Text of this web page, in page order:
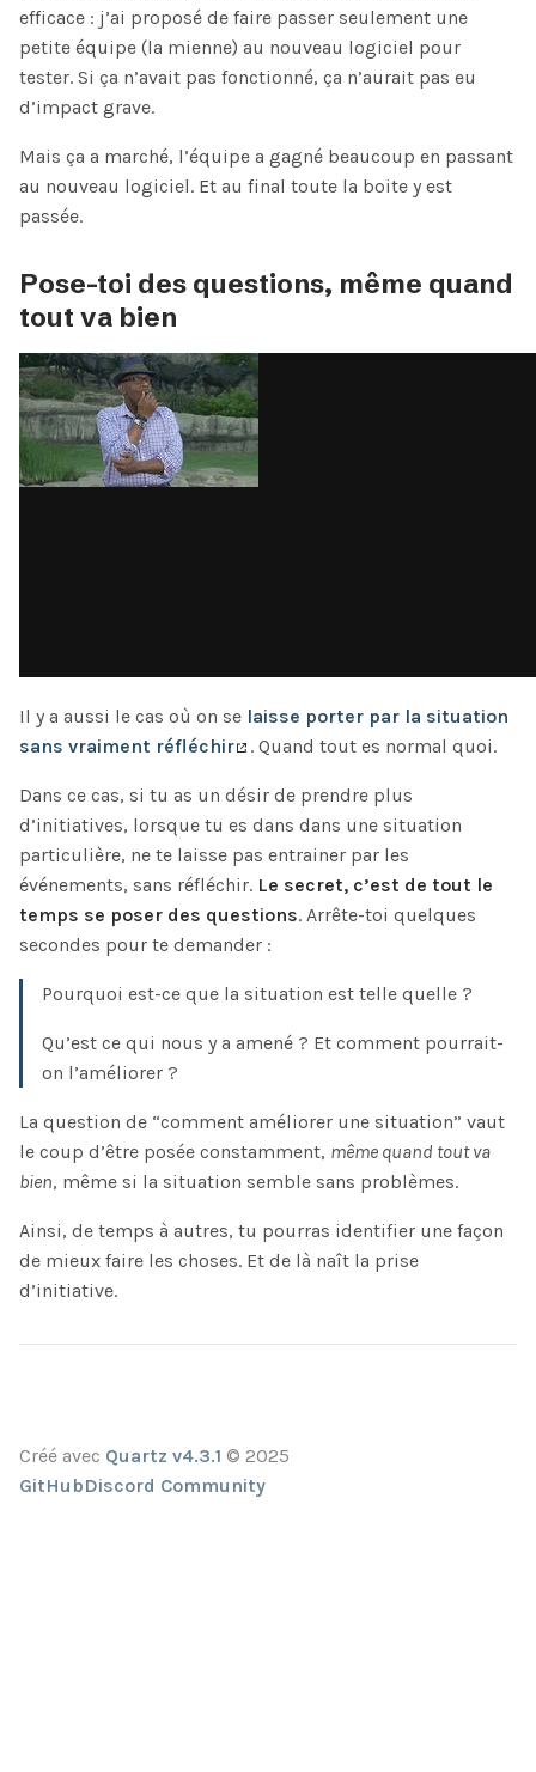
efficace : j’ai proposé de faire passer seulement une
petite équipe (la mienne) au nouveau logiciel pour
tester. Si ça n’avait pas fonctionné, ça n’aurait pas eu
d’impact grave.
Mais ça a marché, l’équipe a gagné beaucoup en passant
au nouveau logiciel. Et au final toute la boite y est
passée.
Pose-toi des questions, même quand
tout va bien
Il y a aussi le cas où on se laisse porter par la situation
sans vraiment réfléchir
. Quand tout es normal quoi.
Dans ce cas, si tu as un désir de prendre plus
d’initiatives, lorsque tu es dans dans une situation
particulière, ne te laisse pas entrainer par les
événements, sans réfléchir. Le secret, c’est de tout le
temps se poser des questions. Arrête-toi quelques
secondes pour te demander :
Pourquoi est-ce que la situation est telle quelle ?
Qu’est ce qui nous y a amené ? Et comment pourrait-
on l’améliorer ?
La question de “comment améliorer une situation” vaut
le coup d’être posée constamment, même quand tout va
bien, même si la situation semble sans problèmes.
Ainsi, de temps à autres, tu pourras identifier une façon
de mieux faire les choses. Et de là naît la prise
d’initiative.
Créé avec Quartz v4.3.1 © 2025
GitHubDiscord Community